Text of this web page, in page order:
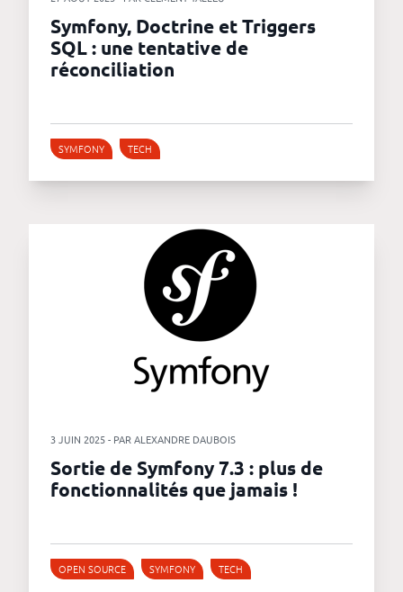
Symfony, Doctrine et Triggers
SQL : une tentative de
réconciliation
SYMFONY TECH
3 JUIN 2025 - PAR ALEXANDRE DAUBOIS
Sortie de Symfony 7.3 : plus de
fonctionnalités que jamais !
OPEN SOURCE SYMFONY TECH